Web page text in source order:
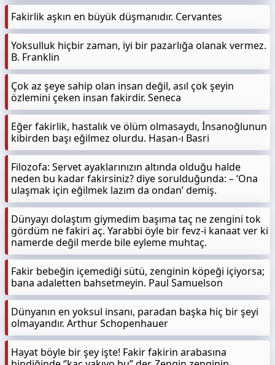
Fakirlik aşkın en büyük düşmanıdır. Cervantes
Yoksulluk hiçbir zaman, iyi bir pazarlığa olanak vermez.
B. Franklin
Çok az şeye sahip olan insan değil, asıl çok şeyin
özlemini çeken insan fakirdir. Seneca
Eğer fakirlik, hastalık ve ölüm olmasaydı, İnsanoğlunun
kibirden başı eğilmez olurdu. Hasan-ı Basri
Filozofa: Servet ayaklarınızın altında olduğu halde
neden bu kadar fakirsiniz? diye sorulduğunda: – ‘Ona
ulaşmak için eğilmek lazım da ondan’ demiş.
Dünyayı dolaştım giymedim başıma taç ne zengini tok
gördüm ne fakiri aç. Yarabbi öyle bir fevz-i kanaat ver ki
namerde değil merde bile eyleme muhtaç.
Fakir bebeğin içemediği sütü, zenginin köpeği içiyorsa;
bana adaletten bahsetmeyin. Paul Samuelson
Dünyanın en yoksul insanı, paradan başka hiç bir şeyi
olmayandır. Arthur Schopenhauer
Hayat böyle bir şey işte! Fakir fakirin arabasına